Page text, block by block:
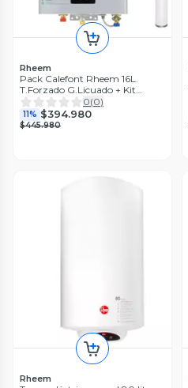
Rheem
Pack Calefont Rheem 16L.
T.Forzado G.Licuado + Kit
Ductos
0(0)
11% $394.980
$445.980
Rheem